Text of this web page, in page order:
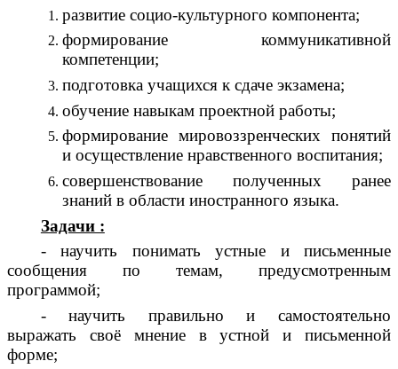
развитие социо-культурного компонента;
формирование коммуникативной
компетенции;
подготовка учащихся к сдаче экзамена;
обучение навыкам проектной работы;
формирование мировоззренческих понятий
и осуществление нравственного воспитания;
совершенствование полученных ранее
знаний в области иностранного языка.
Задачи :
- научить понимать устные и письменные
сообщения по темам, предусмотренным
программой;
- научить правильно и самостоятельно
выражать своё мнение в устной и письменной
форме;